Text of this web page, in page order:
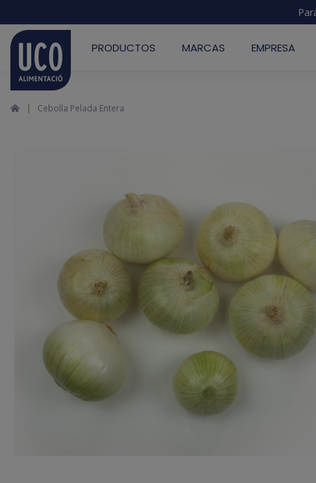
PRODUCTOS MARCAS EMPRESA
Cebolla Pelada Entera